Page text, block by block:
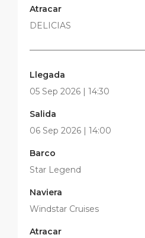
Atracar
DELICIAS
Llegada
05 Sep 2026 | 14:30
Salida
06 Sep 2026 | 14:00
Barco
Star Legend
Naviera
Windstar Cruises
Atracar